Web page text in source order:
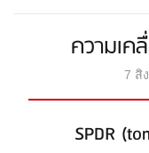
ความเ
7 สิ
SPDR